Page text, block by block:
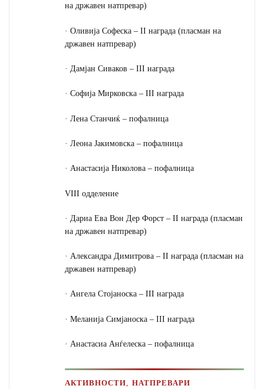
на државен натпревар)
· Оливија Софеска – II награда (пласман на
државен натпревар)
· Дамјан Сиваков – III награда
· Софија Мирковска – III награда
· Лена Станчиќ – пофалница
· Леона Јакимовска – пофалница
· Анастасија Николова – пофалница
VIII одделение
· Дариа Ева Вон Дер Форст – II награда (пласман
на државен натпревар)
· Александра Димитрова – II награда (пласман на
државен натпревар)
· Ангела Стојаноска – III награда
· Меланија Симјаноска – III награда
· Анастасиа Анѓелеска – пофалница
АКТИВНОСТИ,НАТПРЕВАРИ